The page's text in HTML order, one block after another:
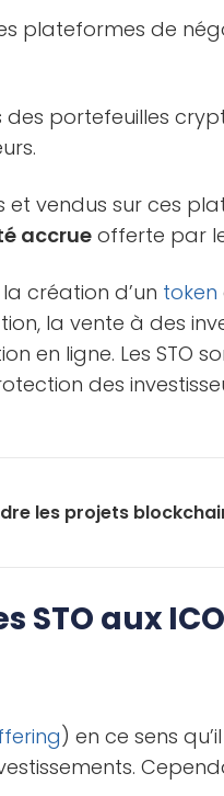
plateformes de
portefeuilles
vendus sur ces
accrueofferte par
création d’un token
la vente à des
en ligne. Les STO
des
les projets
aux
) en ce sens